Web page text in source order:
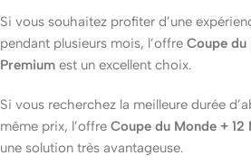
Si vous souhaitez profiter d’une
pendant plusieurs mois, l’offre Coupe du
Premium est un excellent choix.
Si vous recherchez la meilleure durée
même prix, l’offre Coupe du Monde + 12
une solution très avantageuse.